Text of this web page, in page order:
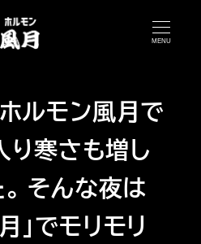
MENU
ルモン風月で
り寒さも増し
そんな夜は
」でモリモリ